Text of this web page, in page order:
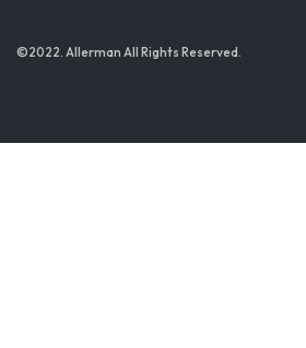
©2022. Allerman All Rights Reserved.